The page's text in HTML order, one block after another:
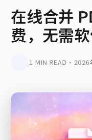
在线合并
费，无需
1 MIN READ • 2026